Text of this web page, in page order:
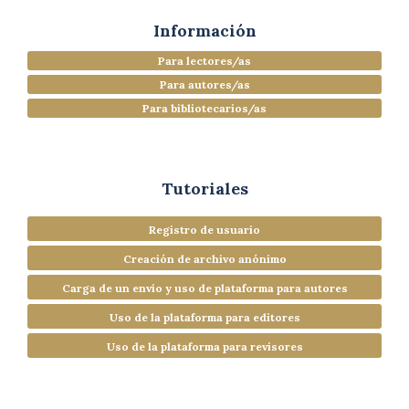
Información
Para lectores/as
Para autores/as
Para bibliotecarios/as
Tutoriales
Registro de usuario
Creación de archivo anónimo
Carga de un envío y uso de plataforma para autores
Uso de la plataforma para editores
Uso de la plataforma para revisores